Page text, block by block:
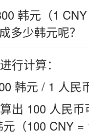
韩元（1
多少韩元呢？
行计算：
韩元 / 1 人民
出 100 人民
（100 CNY =